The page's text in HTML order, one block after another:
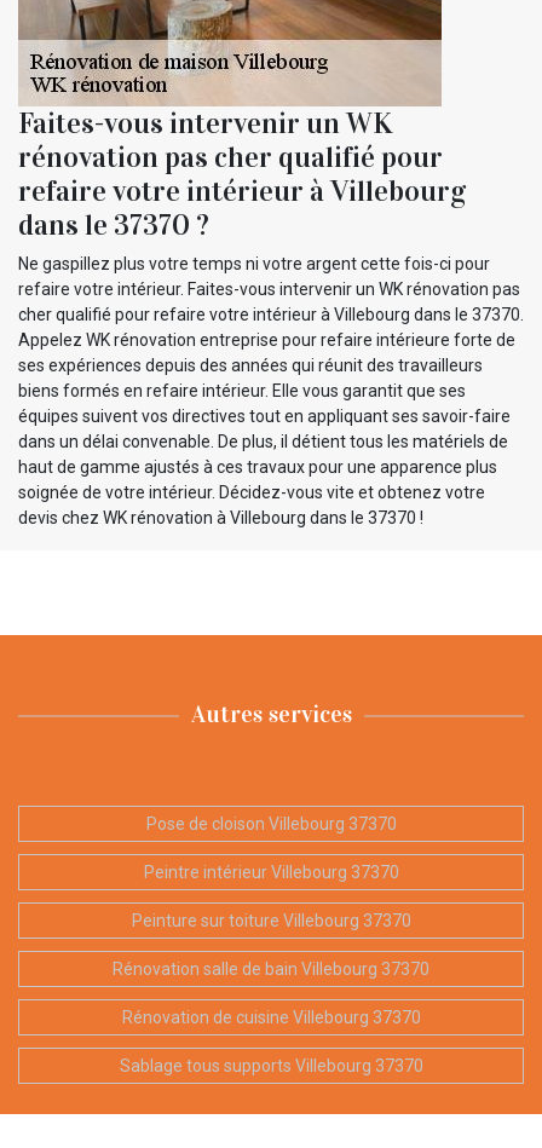
Faites-vous intervenir un WK
rénovation pas cher qualifié pour
refaire votre intérieur à Villebourg
dans le 37370 ?
Ne gaspillez plus votre temps ni votre argent cette fois-ci pour
refaire votre intérieur. Faites-vous intervenir un WK rénovation pas
cher qualifié pour refaire votre intérieur à Villebourg dans le 37370.
Appelez WK rénovation entreprise pour refaire intérieure forte de
ses expériences depuis des années qui réunit des travailleurs
biens formés en refaire intérieur. Elle vous garantit que ses
équipes suivent vos directives tout en appliquant ses savoir-faire
dans un délai convenable. De plus, il détient tous les matériels de
haut de gamme ajustés à ces travaux pour une apparence plus
soignée de votre intérieur. Décidez-vous vite et obtenez votre
devis chez WK rénovation à Villebourg dans le 37370 !
Autres services
Pose de cloison Villebourg 37370
Peintre intérieur Villebourg 37370
Peinture sur toiture Villebourg 37370
Rénovation salle de bain Villebourg 37370
Rénovation de cuisine Villebourg 37370
Sablage tous supports Villebourg 37370